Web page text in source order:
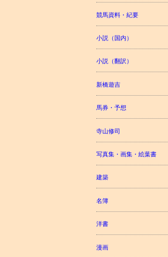
競馬資料・紀要
小説（国内）
小説（翻訳）
新橋遊吉
馬券・予想
寺山修司
写真集・画集・絵葉書
建築
名簿
洋書
漫画